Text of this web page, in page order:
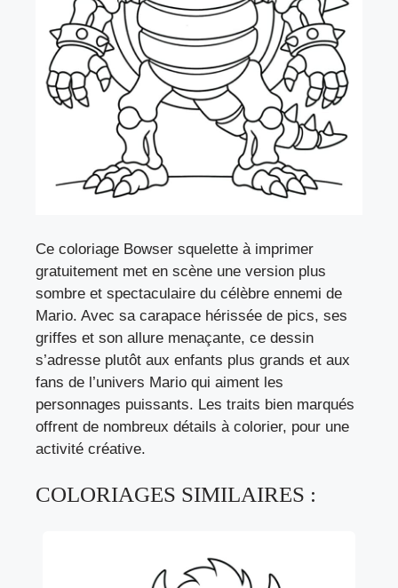
Ce coloriage Bowser squelette à imprimer
gratuitement met en scène une version plus
sombre et spectaculaire du célèbre ennemi de
Mario. Avec sa carapace hérissée de pics, ses
griffes et son allure menaçante, ce dessin
s’adresse plutôt aux enfants plus grands et aux
fans de l’univers Mario qui aiment les
personnages puissants. Les traits bien marqués
offrent de nombreux détails à colorier, pour une
activité créative.
COLORIAGES SIMILAIRES :